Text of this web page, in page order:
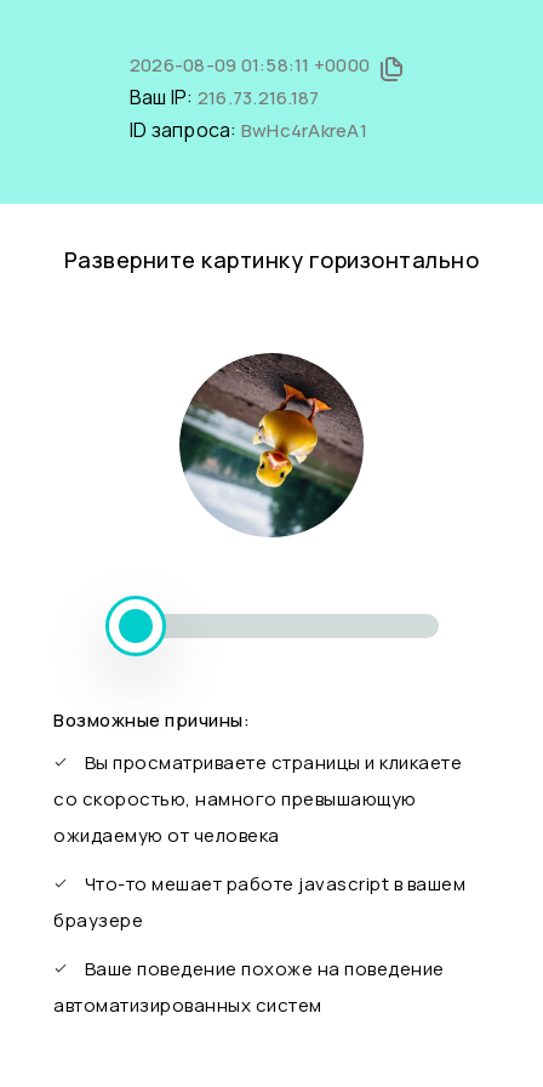
2026-08-09 01:58:11 +0000
Ваш IP: 216.73.216.187
ID запроса: BwHc4rAkreA1
Разверните картинку горизонтально
Возможные причины:
Вы просматриваете страницы и кликаете
со скоростью, намного превышающую
ожидаемую от человека
Что-то мешает работе javascript в вашем
браузере
Ваше поведение похоже на поведение
автоматизированных систем